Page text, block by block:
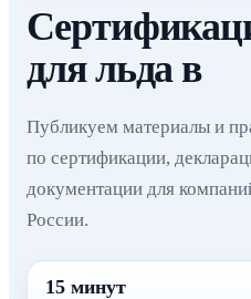
для льда в
Публикуем материалы и
по сертификации,
документации для
России.
15 минут